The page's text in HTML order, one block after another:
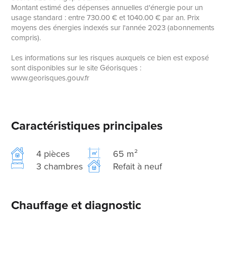
Montant estimé des dépenses annuelles d'énergie pour un
usage standard : entre 730.00 € et 1040.00 € par an. Prix
moyens des énergies indexés sur l'année 2023 (abonnements
compris).
Les informations sur les risques auxquels ce bien est exposé
sont disponibles sur le site Géorisques :
www.georisques.gouv.fr
Caractéristiques principales
4 pièces
65 m²
3 chambres
Refait à neuf
Chauffage et diagnostic